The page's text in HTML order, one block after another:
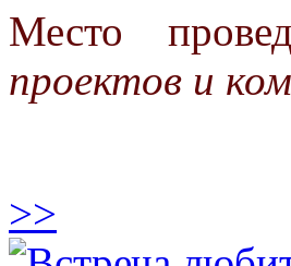
Место
проектов и
>>